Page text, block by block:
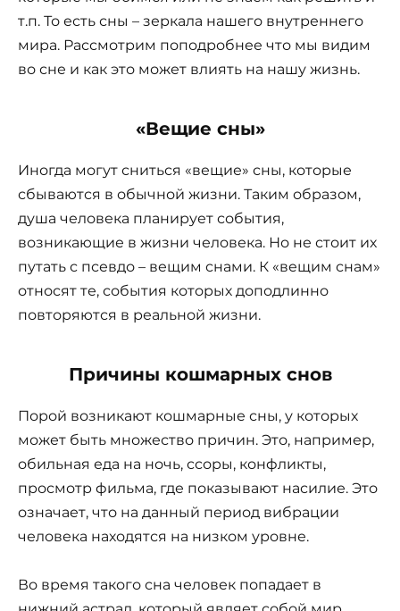
т.п. То есть сны – зеркала нашего внутреннего
мира. Рассмотрим поподробнее что мы видим
во сне и как это может влиять на нашу жизнь.
«Вещие сны»
Иногда могут сниться «вещие» сны, которые
сбываются в обычной жизни. Таким образом,
душа человека планирует события,
возникающие в жизни человека. Но не стоит их
путать с псевдо – вещим снами. К «вещим снам»
относят те, события которых доподлинно
повторяются в реальной жизни.
Причины кошмарных снов
Порой возникают кошмарные сны, у которых
может быть множество причин. Это, например,
обильная еда на ночь, ссоры, конфликты,
просмотр фильма, где показывают насилие. Это
означает, что на данный период вибрации
человека находятся на низком уровне.
Во время такого сна человек попадает в